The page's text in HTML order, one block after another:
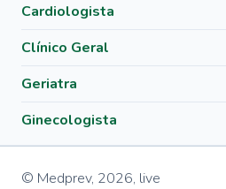
Cardiologista
Clínico Geral
Geriatra
Ginecologista
© Medprev, 2026, live